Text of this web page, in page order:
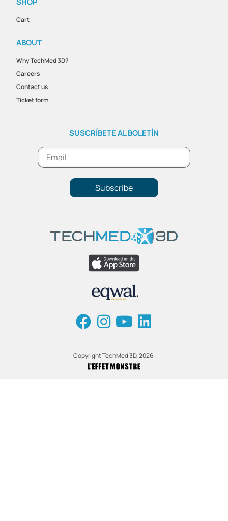
Cart
ABOUT
Why TechMed 3D?
Careers
Contact us
Ticket form
SUSCRÍBETE AL BOLETÍN
Subscribe
Copyright TechMed 3D, 2026.